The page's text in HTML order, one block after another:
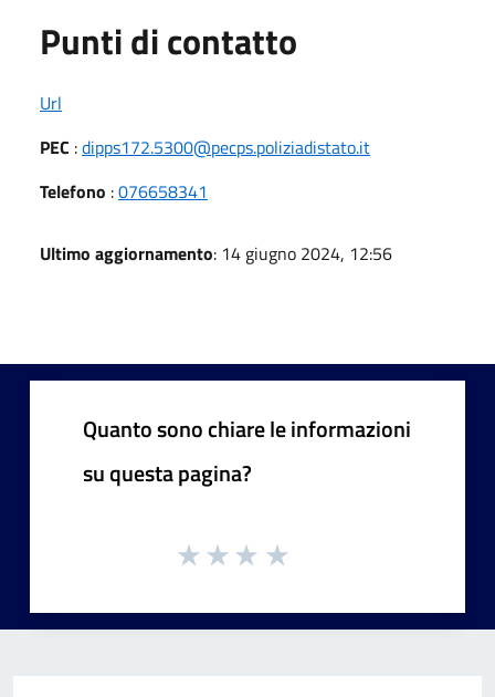
Punti di contatto
Url
PEC :dipps172.5300@pecps.poliziadistato.it
Telefono :076658341
Ultimo aggiornamento: 14 giugno 2024, 12:56
Quanto sono chiare le informazioni
su questa pagina?